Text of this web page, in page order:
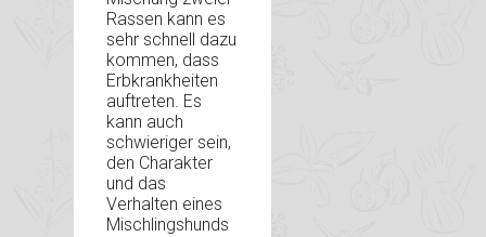
Rassen kann es
sehr schnell dazu
kommen, dass
Erbkrankheiten
auftreten. Es
kann auch
schwieriger sein,
den Charakter
und das
Verhalten eines
Mischlingshunds